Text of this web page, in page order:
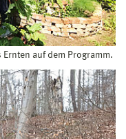
auf dem Programm.